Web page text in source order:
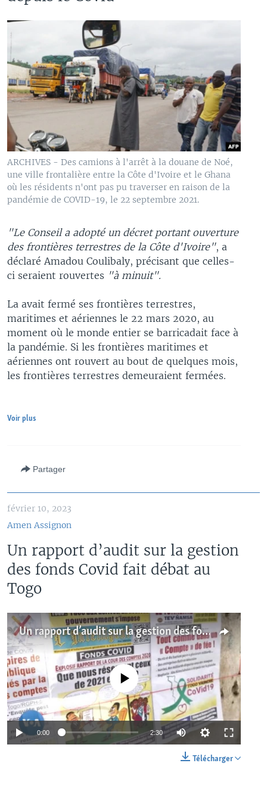
ARCHIVES - Des camions à l'arrêt à la douane de Noé,
une ville frontalière entre la Côte d'Ivoire et le Ghana
où les résidents n'ont pas pu traverser en raison de la
pandémie de COVID-19, le 22 septembre 2021.
"Le Conseil a adopté un décret portant ouverture
des frontières terrestres de la Côte d'Ivoire", a
déclaré Amadou Coulibaly, précisant que celles-
ci seraient rouvertes "à minuit".
La avait fermé ses frontières terrestres,
maritimes et aériennes le 22 mars 2020, au
moment où le monde entier se barricadait face à
la pandémie. Si les frontières maritimes et
aériennes ont rouvert au bout de quelques mois,
les frontières terrestres demeuraient fermées.
Voir plus
Partager
février 10, 2023
Amen Assignon
Un rapport d’audit sur la gestion
des fonds Covid fait débat au
Togo
Un rapport d’audit sur la gestion des fonds Covid fait débat au Togo
No media source currently available
0:00 2:30
Télécharger